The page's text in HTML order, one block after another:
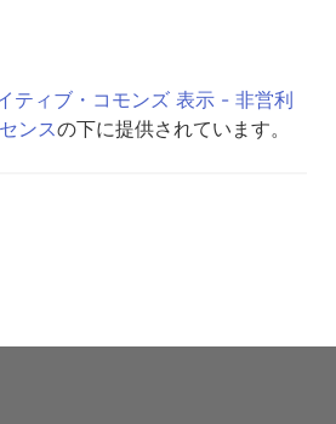
ティブ・コモンズ 表示 - 非営利
ンスの下に提供されています。